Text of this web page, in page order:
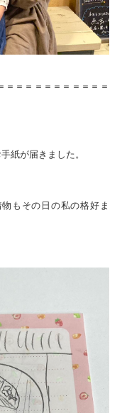
＝＝＝＝＝＝＝＝＝＝＝
紙が届きました。
もその日の私の格好ま